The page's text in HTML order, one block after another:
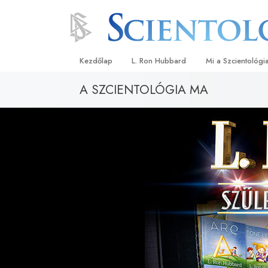
Kezdőlap L. Ron Hubbard Mi a
Hittételek és
Mit mondanak a
a
Ismerjen meg
Látogatás egy
A Szcientológia
Bevezetés a
A SZCIENTOLÓGIA MA